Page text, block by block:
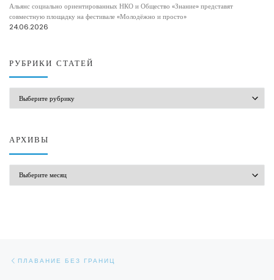
Альянс социально ориентированных НКО и Общество «Знание» представят
совместную площадку на фестивале «Молодёжно и просто»
24.06.2026
РУБРИКИ СТАТЕЙ
АРХИВЫ
Навигация по записям
ПЛАВАНИЕ БЕЗ ГРАНИЦ